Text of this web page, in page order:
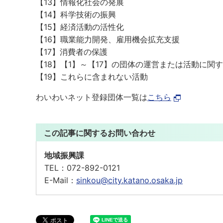
【13】情報化社会の発展
【14】科学技術の振興
【15】経済活動の活性化
【16】職業能力開発、雇用機会拡充支援
【17】消費者の保護
【18】【1】～【17】の団体の運営または活動に関
【19】これらに含まれない活動
わいわいネット登録団体一覧はこちら
この記事に関するお問い合わせ
地域振興課
TEL： 072-892-0121
E-Mail： sinkou@city.katano.osaka.jp